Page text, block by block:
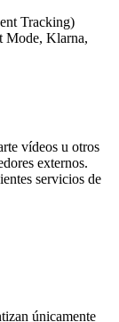
Tracking)
Mode, Klarna,
vídeos u otros
externos.
servicios de
únicamente